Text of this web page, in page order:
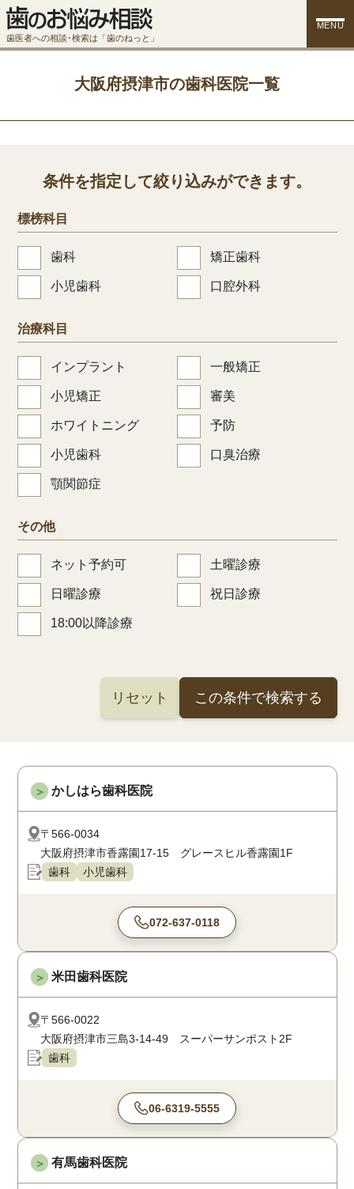
歯医者への相談･検索は「歯のねっと」
MENU
大阪府摂津市の歯科医院一覧
条件を指定して絞り込みができます。
標榜科目
歯科 矯正歯科
小児歯科 口腔外科
治療科目
インプラント 一般矯正
小児矯正 審美
ホワイトニング 予防
小児歯科 口臭治療
顎関節症
その他
ネット予約可 土曜診療
日曜診療 祝日診療
18:00以降診療
リセット この条件で検索する
＞ かしはら歯科医院
〒566-0034
大阪府摂津市香露園17-15 グレースヒル香露園1F
歯科
小児歯科
072-637-0118
＞ 米田歯科医院
〒566-0022
大阪府摂津市三島3-14-49 スーパーサンポスト2F
歯科
06-6319-5555
＞ 有馬歯科医院